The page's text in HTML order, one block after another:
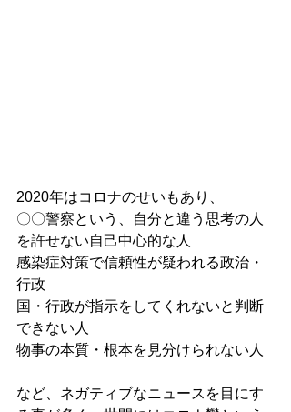
2020年はコロナのせいもあり、
〇〇警察という、自分と違う思考の人
を許せない自己中心的な人
感染症対策で信頼性が疑われる政治・
行政
国・行政が指示をしてくれないと判断
できない人
物事の本質・根本を見分けられない人
など、ネガティブなニュースを目にす